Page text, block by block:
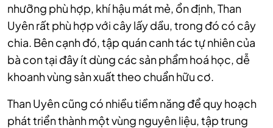
nhưỡng phù hợp, khí hậu mát mẻ, ổn định, Than
Uyên rất phù hợp với cây lấy dầu, trong đó có cây
chia. Bên cạnh đó, tập quán canh tác tự nhiên của
bà con tại đây ít dùng các sản phẩm hoá học, dễ
khoanh vùng sản xuất theo chuẩn hữu cơ.
Than Uyên cũng có nhiều tiềm năng để quy hoạch
phát triển thành một vùng nguyên liệu, tập trung